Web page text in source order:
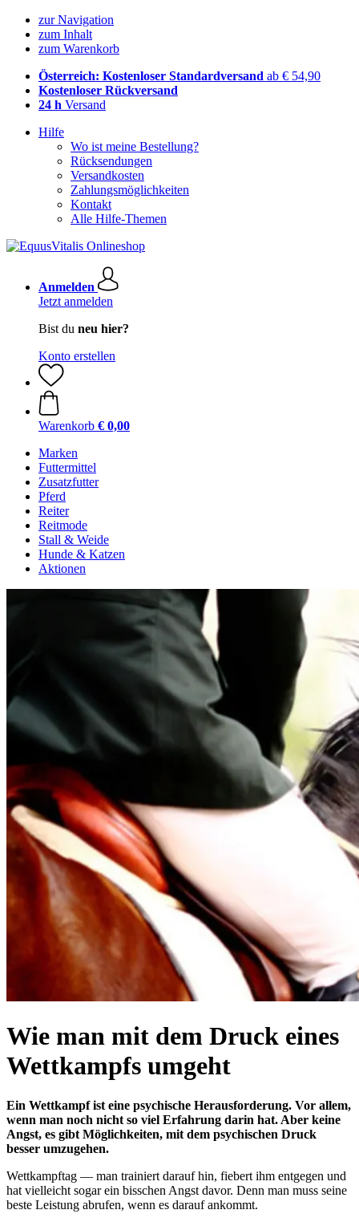
zur Navigation
zum Inhalt
zum Warenkorb
Österreich: Kostenloser Standardversand ab € 54,90
Kostenloser Rückversand
24 h Versand
Hilfe
Wo ist meine Bestellung?
Rücksendungen
Versandkosten
Zahlungsmöglichkeiten
Kontakt
Alle Hilfe-Themen
Anmelden
Jetzt anmelden
Bist du neu hier?
Konto erstellen
Warenkorb € 0,00
Marken
Futtermittel
Zusatzfutter
Pferd
Reiter
Reitmode
Stall & Weide
Hunde & Katzen
Aktionen
Wie man mit dem Druck eines
Wettkampfs umgeht
Ein Wettkampf ist eine psychische Herausforderung. Vor allem,
wenn man noch nicht so viel Erfahrung darin hat. Aber keine
Angst, es gibt Möglichkeiten, mit dem psychischen Druck
besser umzugehen.
Wettkampftag — man trainiert darauf hin, fiebert ihm entgegen und
hat vielleicht sogar ein bisschen Angst davor. Denn man muss seine
beste Leistung abrufen, wenn es darauf ankommt.